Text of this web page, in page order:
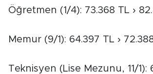
Öğretmen (1/4): 73.368 TL ›
Memur (9/1): 64.397 TL ›
Teknisyen (Lise Mezunu, 11/1):